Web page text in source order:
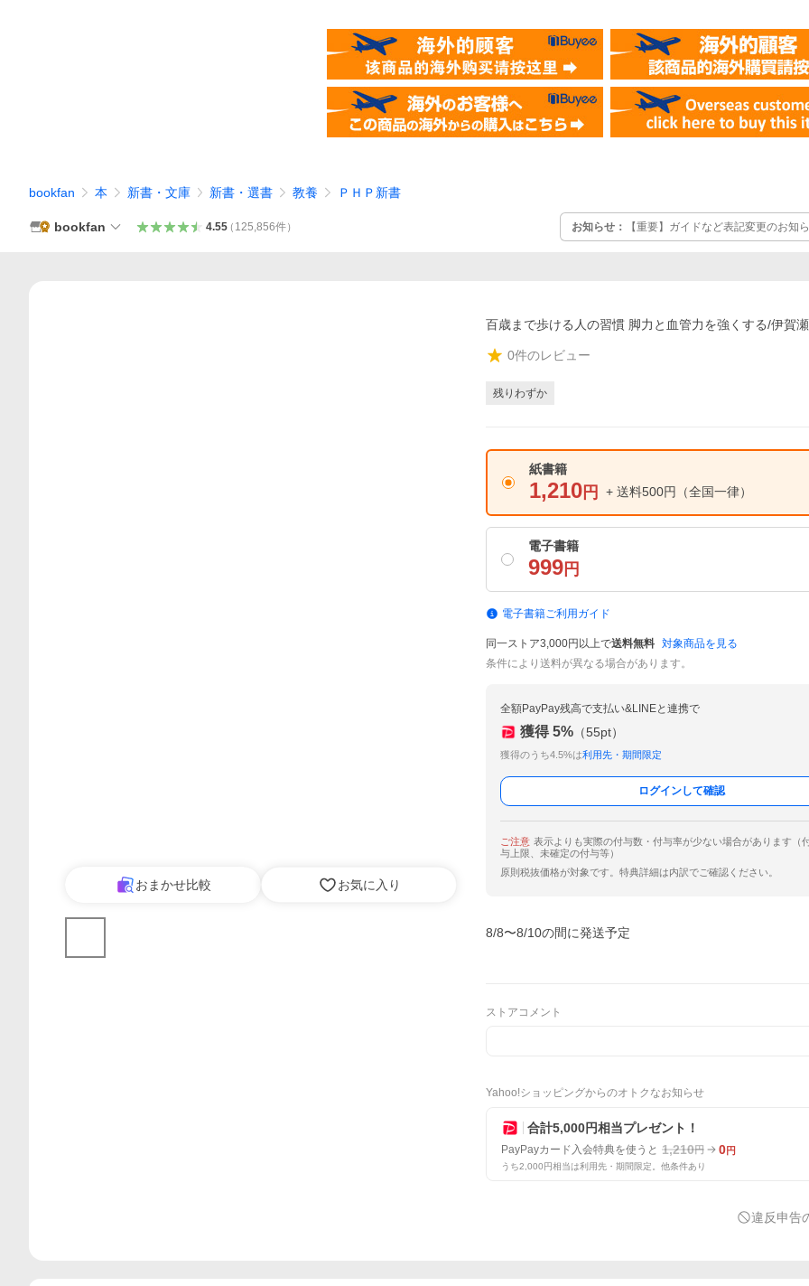
bookfan 本 新書・文庫 新書・選書 教養 ＰＨＰ新書
bookfan 4.55（ 125,856件） お知らせ： 【重要】ガイドなど表記変更のお知
おまかせ比較 お気に入り
百歳まで歩ける人の習慣 脚力と血管力を強くする/伊賀
0件のレビュー
残りわずか
紙書籍
1,210 円 + 送料500円 （全国一律）
電子書籍
999 円
電子書籍ご利用ガイド
同一ストア3,000円以上で送料無料 対象商品を見る
条件により送料が異なる場合があります。
全額PayPay残高で支払い&LINEと連携で
獲得 5% （55pt）
獲得のうち4.5%は利用先・期間限定
ログインして確認
ご注意 表示よりも実際の付与数・付与率が少ない場合があります（
与上限、未確定の付与等）
原則税抜価格が対象です。特典詳細は内訳でご確認ください。
8/8〜8/10の間に発送予定
ストアコメント
Yahoo!ショッピングからのオトクなお知らせ
合計5,000円相当プレゼント！
PayPayカード入会特典を使うと 1,210円 0円
うち2,000円相当は利用先・期間限定。他条件あり
違反申告